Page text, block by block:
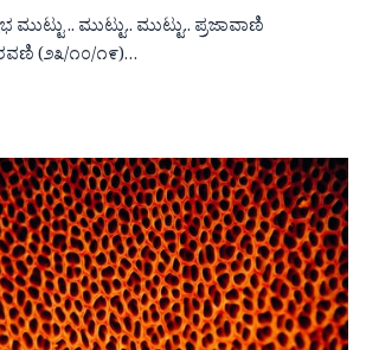
ಮುಟ್ಟು .. ಮುಟ್ಟು.. ಮುಟ್ಟು.. ಪ್ರಜಾವಾಣಿ
(೨೩/೧೦/೧೯)…